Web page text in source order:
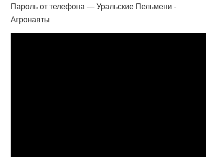
Пароль от телефона — Уральские Пельмени -
Агронавты